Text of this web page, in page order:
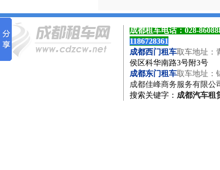
成都租车电话：028-
1186728361
成都西门租车取车地址
侯区科华南路3号附3号
成都东门租车取车地址
成都佳峰商务服务有限公
搜索关键字 ： 成都汽车租